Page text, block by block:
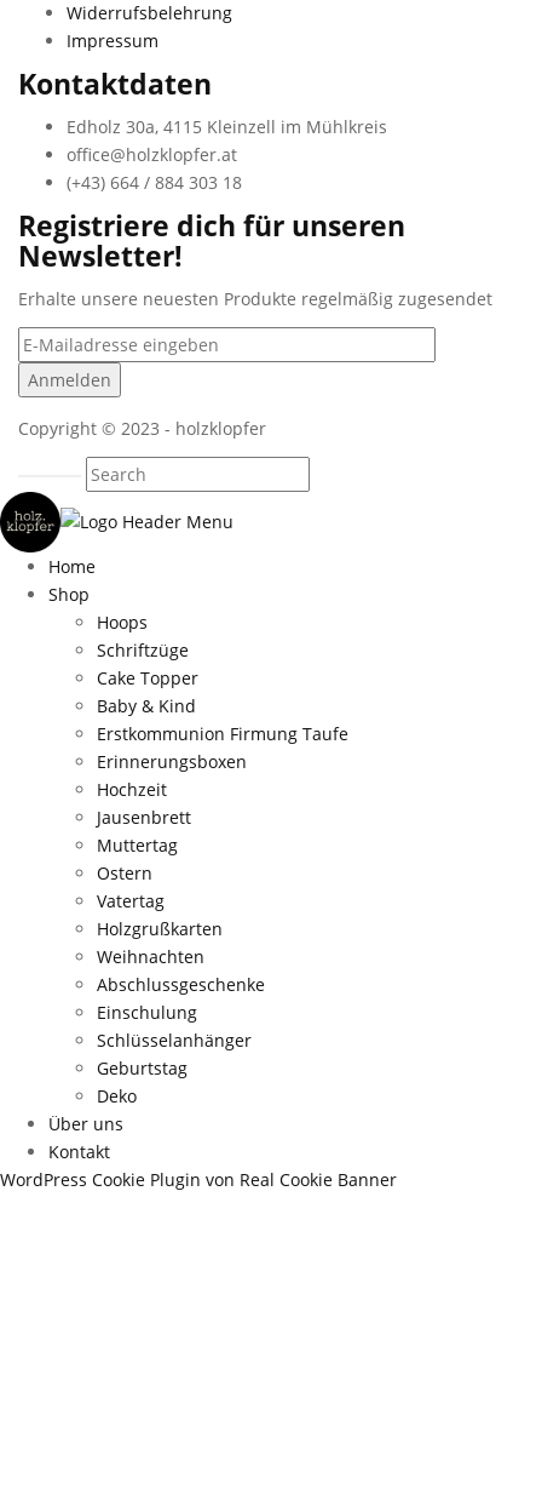
Widerrufsbelehrung
Impressum
Kontaktdaten
Edholz 30a, 4115 Kleinzell im Mühlkreis
office@holzklopfer.at
(+43) 664 / 884 303 18
Registriere dich für unseren
Newsletter!
Erhalte unsere neuesten Produkte regelmäßig zugesendet
Copyright © 2023 - holzklopfer
Home
Shop
Hoops
Schriftzüge
Cake Topper
Baby & Kind
Erstkommunion Firmung Taufe
Erinnerungsboxen
Hochzeit
Jausenbrett
Muttertag
Ostern
Vatertag
Holzgrußkarten
Weihnachten
Abschlussgeschenke
Einschulung
Schlüsselanhänger
Geburtstag
Deko
Über uns
Kontakt
WordPress Cookie Plugin von Real Cookie Banner